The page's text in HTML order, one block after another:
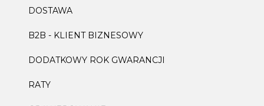
DOSTAWA
B2B - KLIENT BIZNESOWY
DODATKOWY ROK GWARANCJI
RATY